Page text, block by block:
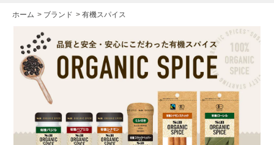
ホーム > ブランド > 有機スパイス